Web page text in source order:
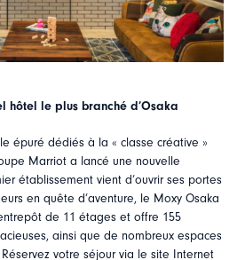
hôtel le plus branché d’Osaka
épuré dédiés à la « classe créative »
Marriot a lancé une nouvelle
établissement vient d’ouvrir ses portes
en quête d’aventure, le Moxy Osaka
de 11 étages et offre 155
ainsi que de nombreux espaces
votre séjour via le site Internet